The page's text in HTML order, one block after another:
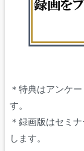
＊特典はアンケ
す。
＊録画版はセミ
します。